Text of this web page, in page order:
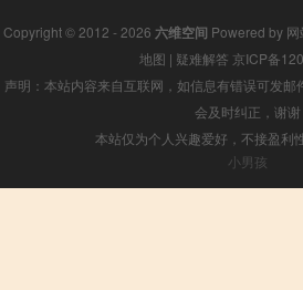
Copyright © 2012 - 2026 六维空间 Powered by
地图 | 疑难解答 京ICP备
声明：本站内容来自互联网，如信息有错误可发
会及时纠正，谢谢
本站仅为个人兴趣爱好，不接盈利
小男孩